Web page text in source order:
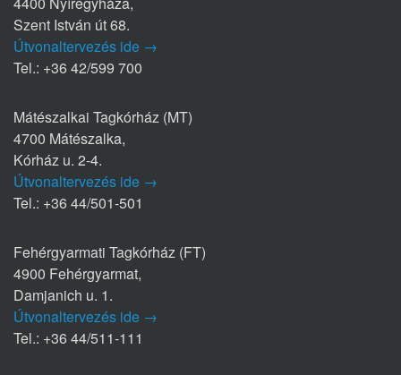
Szent István út 68.
Útvonaltervezés ide →
Tel.: +36 42/599 700
Mátészalkai Tagkórház (MT)
4700 Mátészalka,
Kórház u. 2-4.
Útvonaltervezés ide →
Tel.: +36 44/501-501
Fehérgyarmati Tagkórház (FT)
4900 Fehérgyarmat,
Damjanich u. 1.
Útvonaltervezés ide →
Tel.: +36 44/511-111